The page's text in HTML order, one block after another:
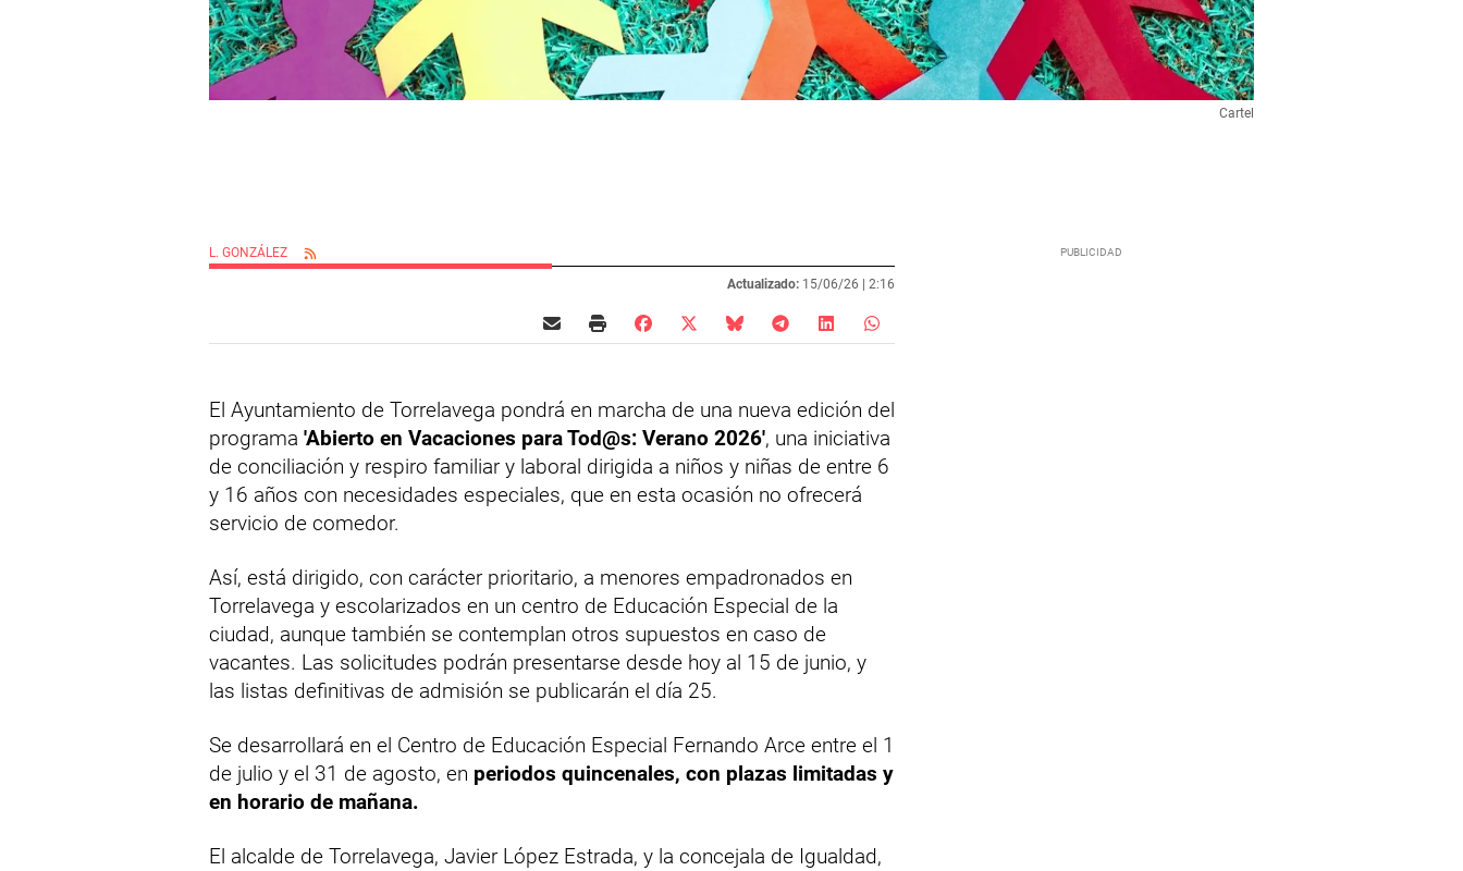
Cartel
L. GONZÁLEZ
Actualizado: 15/06/26 | 2:16
El Ayuntamiento de Torrelavega pondrá en marcha de una nueva edición del
programa 'Abierto en Vacaciones para Tod@s: Verano 2026', una iniciativa
de conciliación y respiro familiar y laboral dirigida a niños y niñas de entre 6
y 16 años con necesidades especiales, que en esta ocasión no ofrecerá
servicio de comedor.
Así, está dirigido, con carácter prioritario, a menores empadronados en
Torrelavega y escolarizados en un centro de Educación Especial de la
ciudad, aunque también se contemplan otros supuestos en caso de
vacantes. Las solicitudes podrán presentarse desde hoy al 15 de junio, y
las listas definitivas de admisión se publicarán el día 25.
Se desarrollará en el Centro de Educación Especial Fernando Arce entre el 1
de julio y el 31 de agosto, en periodos quincenales, con plazas limitadas y
en horario de mañana.
El alcalde de Torrelavega, Javier López Estrada, y la concejala de Igualdad,